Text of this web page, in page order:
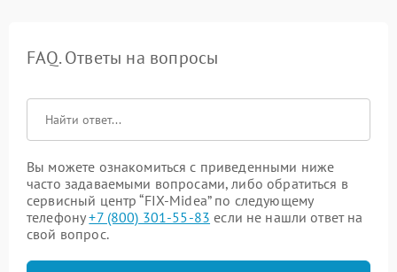
FAQ. Ответы на вопросы
Вы можете ознакомиться с приведенными ниже
часто задаваемыми вопросами, либо обратиться в
сервисный центр “FIX-Midea” по следующему
телефону+7 (800) 301-55-83 если не нашли ответ на
свой вопрос.